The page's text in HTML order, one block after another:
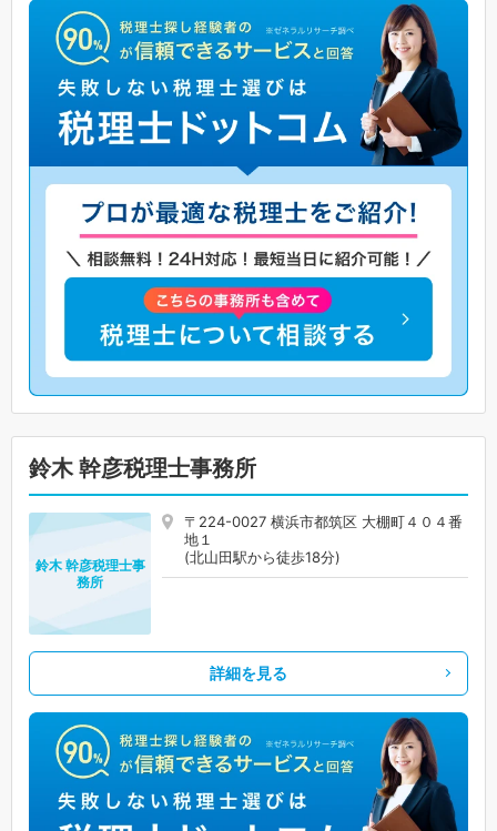
鈴木 幹彦税理士事務所
〒224-0027 横浜市都筑区 大棚町４０４番
地１
(北山田駅から徒歩18分)
鈴木 幹彦税理士事
務所
詳細を見る